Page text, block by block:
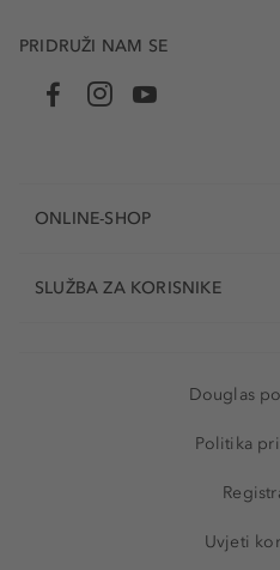
PRIDRUŽI NAM SE
ONLINE-SHOP
SLUŽBA ZA KORISNIKE
Douglas
Politika
Uvjeti